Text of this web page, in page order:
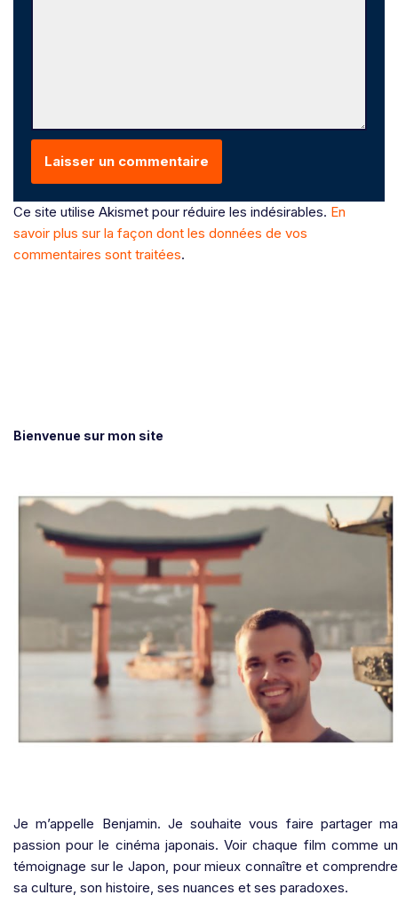
Ce site utilise Akismet pour réduire les indésirables. En
savoir plus sur la façon dont les données de vos
commentaires sont traitées.
Bienvenue sur mon site
Je m’appelle Benjamin. Je souhaite vous faire partager ma
passion pour le cinéma japonais. Voir chaque film comme un
témoignage sur le Japon, pour mieux connaître et comprendre
sa culture, son histoire, ses nuances et ses paradoxes.